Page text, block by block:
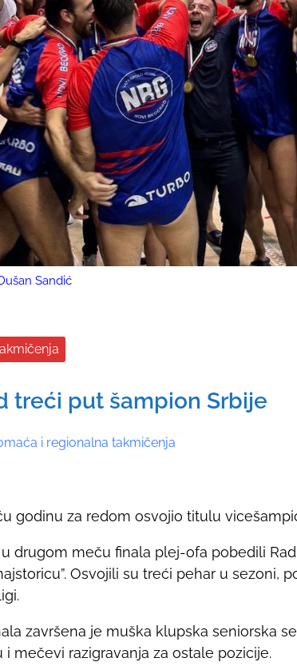
Sandić
treći put šampion Srbije
i regionalna takmičenja
godinu za redom osvojio titulu
drugom meču finala plej-ofa pobedili
Osvojili su treći pehar u sezoni,
završena je muška klupska seniorska
i mečevi razigravanja za ostale pozicije.